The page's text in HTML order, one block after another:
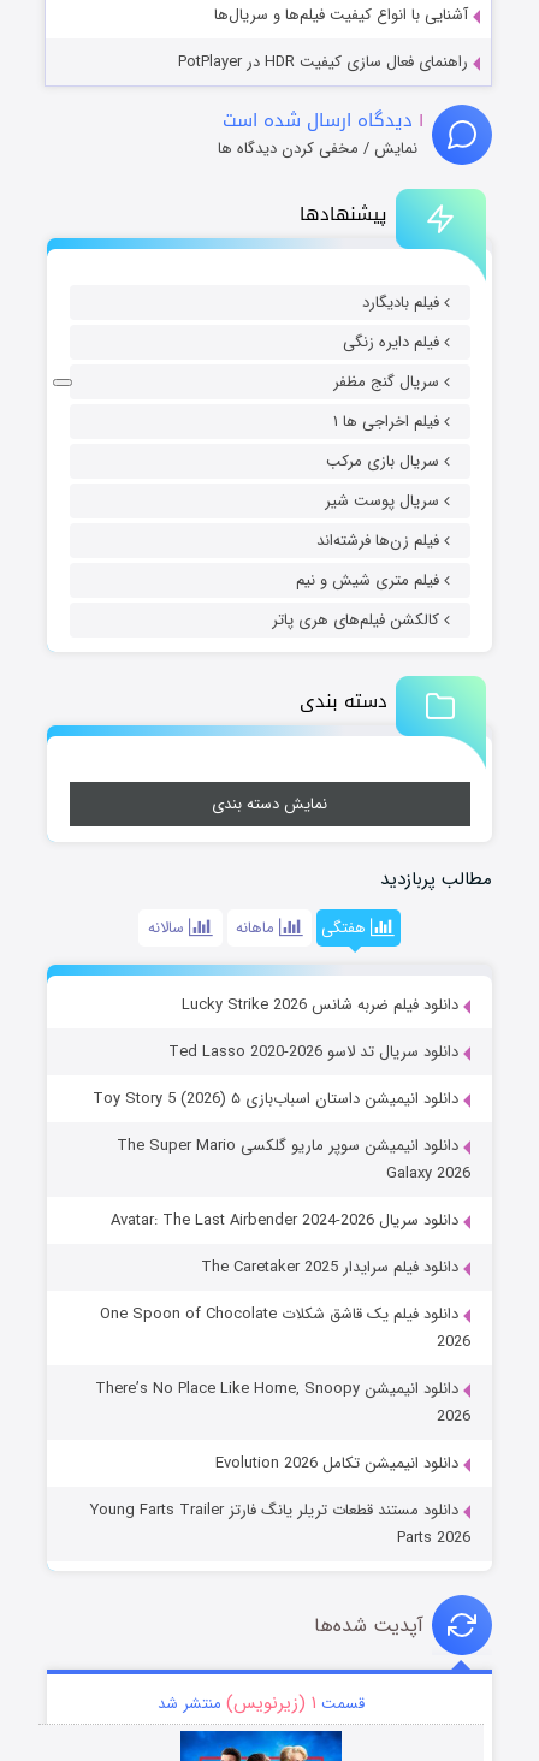
پیشنهادها
فیلم بادیگارد
فیلم دایره زنگی
سریال گنج مظفر
فیلم اخراجی ها ۱
سریال بازی مرکب
سریال پوست شیر
فیلم زن‌ها فرشته‌اند
فیلم متری شیش و نیم
کالکشن فیلم‌های هری پاتر
دسته بندی
نمایش دسته بندی
مطالب پربازدید
هفتگی ماهانه سالانه
دانلود فیلم ضربه شانس Lucky Strike 2026
دانلود سریال تد لاسو Ted Lasso 2020-2026
دانلود انیمیشن داستان اسباب‌بازی ۵ Toy Story 5 (2026)
دانلود انیمیشن سوپر ماریو گلکسی The Super Mario
Galaxy 2026
دانلود سریال Avatar: The Last Airbender 2024-2026
دانلود فیلم سرایدار The Caretaker 2025
دانلود فیلم یک قاشق شکلات One Spoon of Chocolate
2026
دانلود انیمیشن There’s No Place Like Home, Snoopy
2026
دانلود انیمیشن تکامل Evolution 2026
دانلود مستند قطعات تریلر یانگ فارتز Young Farts Trailer
Parts 2026
آشنایی با انواع کیفیت فیلم‌ها و سریال‌ها
راهنمای فعال سازی کیفیت HDR در PotPlayer
۱ دیدگاه ارسال شده است
نمایش / مخفی کردن دیدگاه ها
آپدیت شده‌ها
قسمت ۱ (زیرنویس) منتشر شد